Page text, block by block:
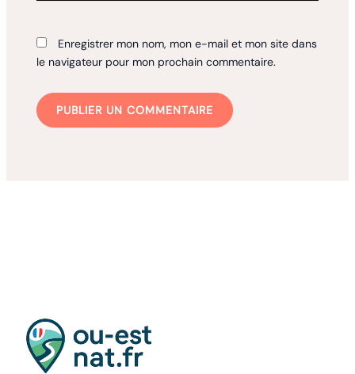
Enregistrer mon nom, mon e-mail et mon site dans
le navigateur pour mon prochain commentaire.